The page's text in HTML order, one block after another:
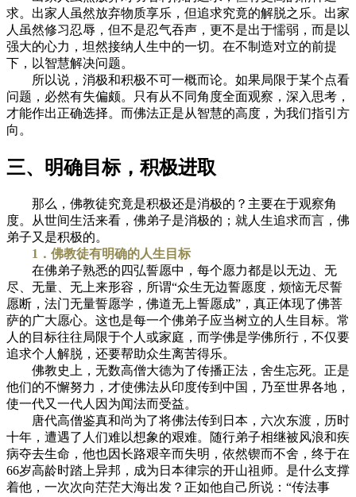
求。出家人虽然放弃物质享乐，但追求究竟的解脱之乐。出家
人虽然修习忍辱，但不是忍气吞声，更不是出于懦弱，而是以
强大的心力，坦然接纳人生中的一切。在不制造对立的前提
下，以智慧解决问题。
所以说，消极和积极不可一概而论。如果局限于某个点看
问题，必然有失偏颇。只有从不同角度全面观察，深入思考，
才能作出正确选择。而佛法正是从智慧的高度，为我们指引方
向。
三、明确目标，积极进取
那么，佛教徒究竟是积极还是消极的？主要在于观察角
度。从世间生活来看，佛弟子是消极的；就人生追求而言，佛
弟子又是积极的。
1．佛教徒有明确的人生目标
在佛弟子熟悉的四弘誓愿中，每个愿力都是以无边、无
尽、无量、无上来形容，所谓“众生无边誓愿度，烦恼无尽誓
愿断，法门无量誓愿学，佛道无上誓愿成”，真正体现了佛菩
萨的广大愿心。这也是每一个佛弟子应当树立的人生目标。常
人的目标往往局限于个人或家庭，而学佛是学佛所行，不仅要
追求个人解脱，还要帮助众生离苦得乐。
佛教史上，无数高僧大德为了传播正法，舍生忘死。正是
他们的不懈努力，才使佛法从印度传到中国，乃至世界各地，
使一代又一代人因为闻法而受益。
唐代高僧鉴真和尚为了将佛法传到日本，六次东渡，历时
十年，遭遇了人们难以想象的艰难。随行弟子相继被风浪和疾
病夺去生命，他也因长路艰辛而失明，依然锲而不舍，终于在
66岁高龄时踏上异邦，成为日本律宗的开山祖师。是什么支撑
着他，一次次向茫茫大海出发？正如他自己所说：“传法事